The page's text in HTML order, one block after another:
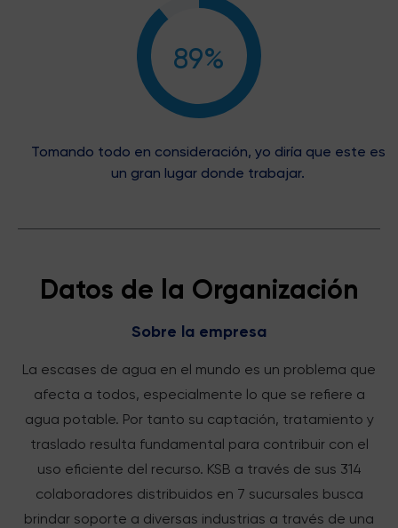
89%
Tomando todo en consideración, yo diría que este es
un gran lugar donde trabajar.
Datos de la Organización
Sobre la empresa
La escases de agua en el mundo es un problema que
afecta a todos, especialmente lo que se refiere a
agua potable. Por tanto su captación, tratamiento y
traslado resulta fundamental para contribuir con el
uso eficiente del recurso. KSB a través de sus 314
colaboradores distribuidos en 7 sucursales busca
brindar soporte a diversas industrias a través de una